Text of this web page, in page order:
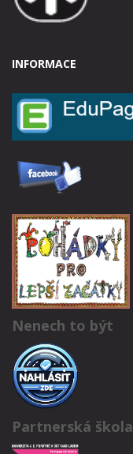
INFORMACE
Nenech to být
Partnerská škola